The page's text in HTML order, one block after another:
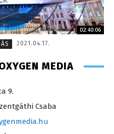
02:40:06
2021.04.17.
MEDIA
9.
Csaba